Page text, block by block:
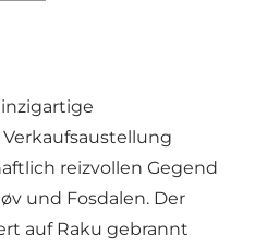
reizvollen Gegend
und Fosdalen. Der
auf Raku gebrannt